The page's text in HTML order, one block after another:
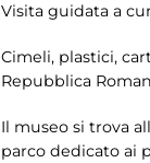
Visita guidata a
Cimeli, plastici,
Repubblica
Il museo si trova
parco dedicato ai